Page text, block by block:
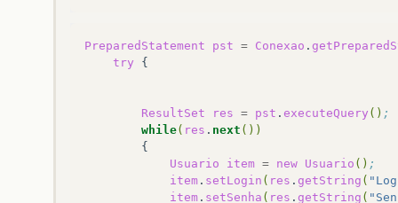
PreparedStatement pst = Conexao .
try
ResultSet res = pst . executeQuery () ;
while( res . next ())
Usuario
item = new Usuario () ;
item . setLogin ( res . getString (
item . setSenha ( res . getString (